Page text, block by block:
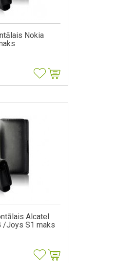
Nokia
Alcatel
/Joys S1 maks